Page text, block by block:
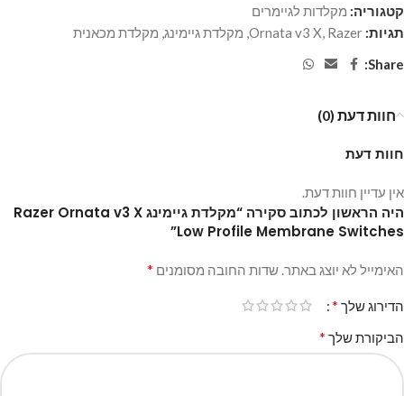
קטגוריה: מקלדות לגיימרים
תגיות:
Ornata v3 X Razer מקלדת גיימינג מקלדת מכאנית
Share:
חוות דעת (0)
חוות דעת
אין עדיין חוות דעת.
היה הראשון לכתוב סקירה “מקלדת גיימינג Razer Ornata v3 X
Low Profile Membrane Switches”
האימייל לא יוצג באתר. שדות החובה מסומנים *
הדירוג שלך *
הביקורת שלך *